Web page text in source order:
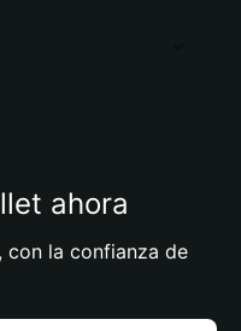
ahora
con la confianza de